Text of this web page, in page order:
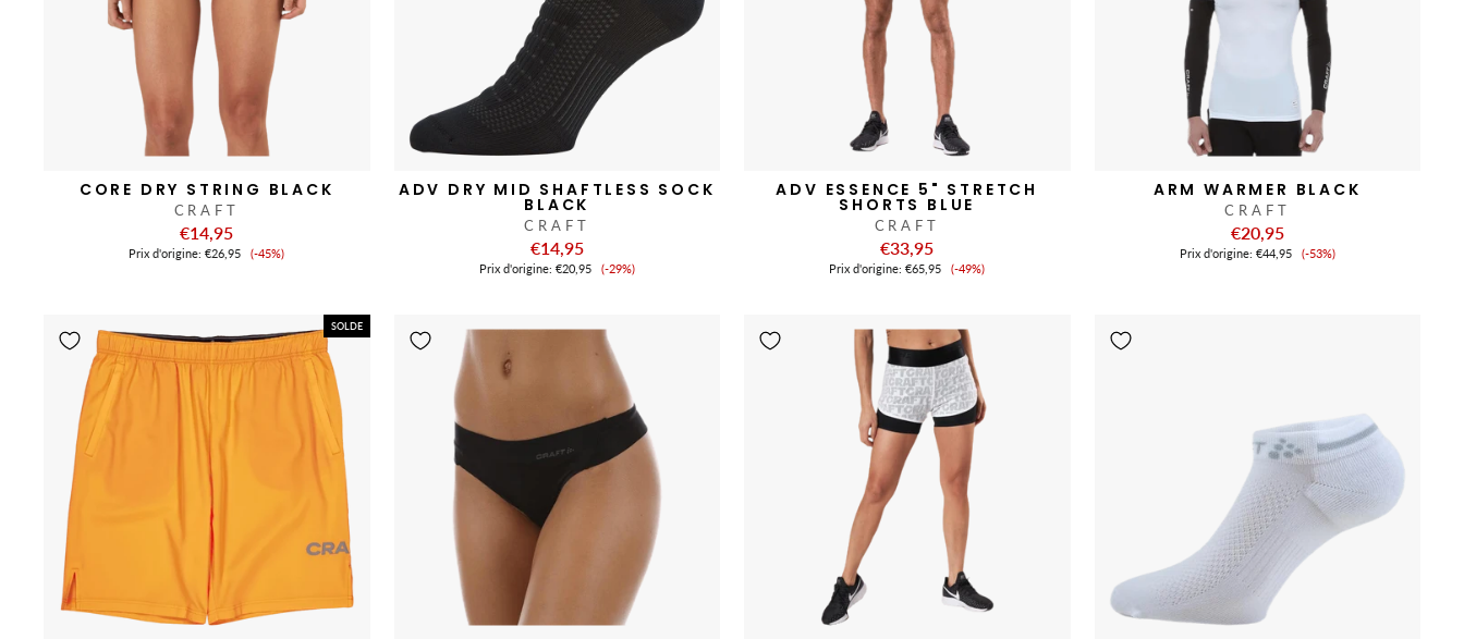
CORE DRY STRING BLACK
CRAFT
€14,95
Prix ​​d'origine:€26,95
Prix
(-45%)
ADV DRY MID SHAFTLESS SOCK
BLACK
CRAFT
€14,95
Prix ​​d'origine: €20,95
Prix
(-29%)
ADV ESSENCE 5" STRETCH
SHORTS BLUE
CRAFT
€33,95
Prix ​​d'origine:€65,95
Prix
(-49%)
ARM WARMER BLACK
CRAFT
€20,95
Prix ​​d'origine: €44,95
Prix
(-53%)
SOLDE